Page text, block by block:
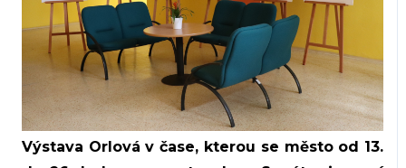
Výstava Orlová v čase, kterou se město od 13.